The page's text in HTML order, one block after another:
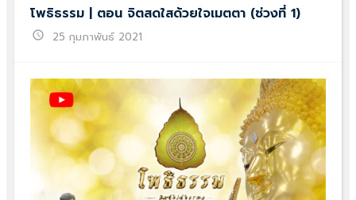
โพธิธรรม | ตอน จิตสดใสด้วยใจเมตตา (ช่วงที่ 1)
schedule 25 กุมภาพันธ์ 2021